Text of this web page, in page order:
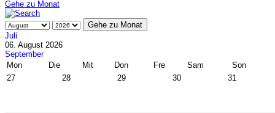
Gehe zu Monat
Gehe zu Monat
Juli
06. August 2026
September
Mon
Die Mit Don Fre Sam
Son
27
28 29 30 31